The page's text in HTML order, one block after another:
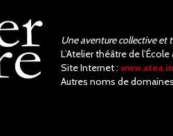
Une aventure collective et
L’Atelier théâtre de
Site Internet :
Autres noms de